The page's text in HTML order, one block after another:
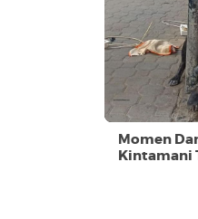
Momen
Kintamani